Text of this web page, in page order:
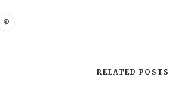
RELATED POSTS